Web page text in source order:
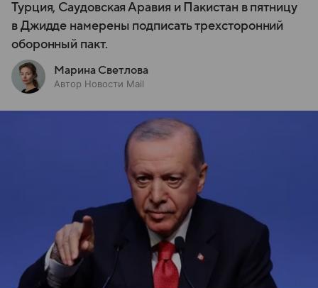
Турция, Саудовская Аравия и Пакистан в пятницу
в Джидде намерены подписать трехсторонний
оборонный пакт.
Марина Светлова
Автор Новости Mail